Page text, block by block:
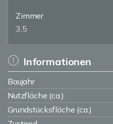
Zimmer
3,5
Informationen
Baujahr
Nutzfläche (ca.)
Grundstücksfläche (ca.)